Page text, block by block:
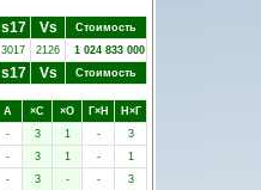
s17 Vs
Стоимость
3017 2126 1 024 833 000
s17 Vs Стоимость
А ×C ×O Г×Н
Н×Г
- 3 1 -
3
- 3 1 -
1
- 3 - -
3